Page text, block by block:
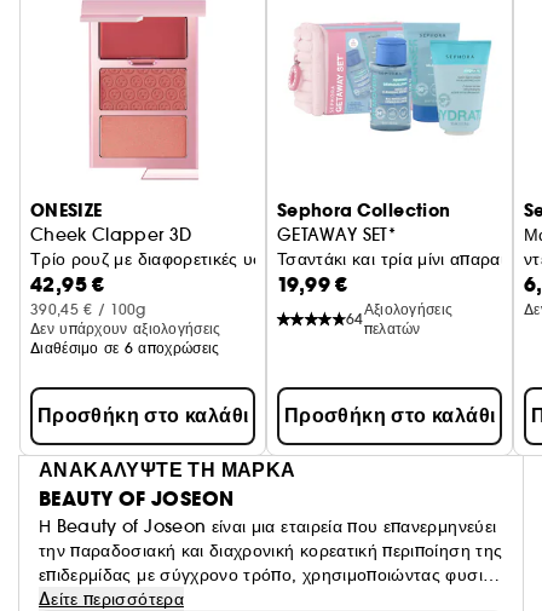
ONESIZE
Cheek Clapper 3D
Τρίο ρουζ με διαφορετικές υφές
42,95 €
390,45 € / 100g
Δεν υπάρχουν αξιολογήσεις
Διαθέσιμο σε 6 αποχρώσεις
Προσθήκη στο καλάθι
Sephora Collection
GETAWAY SET*
Τσαντάκι και τρία μίνι
19,99 €
64
Αξιολογήσεις
πελατών
Προσθήκη στο καλάθι
ΑΝΑΚΑΛΥΨΤΕ ΤΗ ΜΑΡΚΑ
BEAUTY OF JOSEON
Η Beauty of Joseon είναι μια εταιρεία που επανερμηνεύει
την παραδοσιακή και διαχρονική κορεατική περιποίηση της
επιδερμίδας με σύγχρονο τρόπο, χρησιμοποιώντας φυσικά
συστατικά. Συνδυάζει το Hanbang (παραδοσιακή
Δείτε περισσότερα